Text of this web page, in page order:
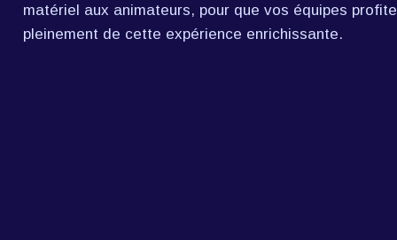
matériel aux animateurs, pour que vos équipes
pleinement de cette expérience enrichissante.